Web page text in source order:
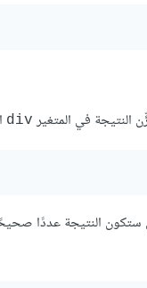
النتيجة في المتغير div
عددًا صحيحًا حتمًا، فلو قَسَّمتَ 5